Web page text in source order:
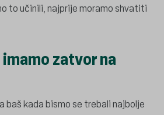
to učinili, najprije moramo shvatiti
zatvor na
baš kada bismo se trebali najbolje